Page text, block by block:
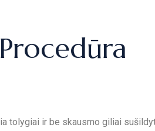
tolygiai ir be skausmo giliai